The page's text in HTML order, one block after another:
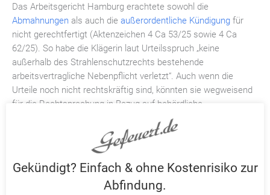
Das Arbeitsgericht Hamburg erachtete sowohl die
Abmahnungen als auch die außerordentliche Kündigung für
nicht gerechtfertigt (Aktenzeichen 4 Ca 53/25 sowie 4 Ca
62/25). So habe die Klägerin laut Urteilsspruch „keine
außerhalb des Strahlenschutzrechts bestehende
arbeitsvertragliche Nebenpflicht verletzt“. Auch wenn die
Urteile noch nicht rechtskräftig sind, könnten sie wegweisend
für die Rechtsprechung in Bezug auf behördliche
Deutsche Sprache (VDS) getragen. Dessen Gründer und
Vorsitzender, Prof. Walter Krämer, betont die Wichtigkeit des
Gekündigt? Einfach & ohne Kostenrisiko zur
Abfindung.